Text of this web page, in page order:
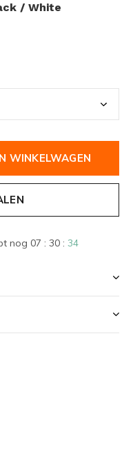
/ White
WINKELWAGEN
nog 07 : 30 : 33